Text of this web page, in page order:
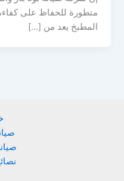
متطورة للحفاظ على
المطبخ يعد من […]